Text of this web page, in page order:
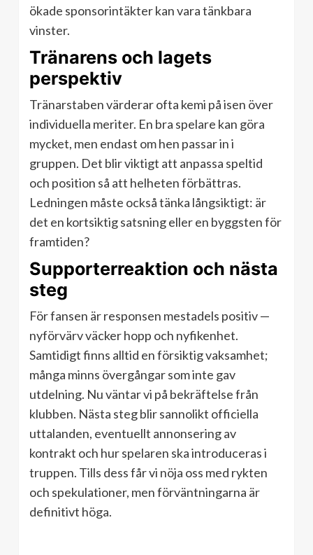
ökade sponsorintäkter kan vara tänkbara
vinster.
Tränarens och lagets
perspektiv
Tränarstaben värderar ofta kemi på isen över
individuella meriter. En bra spelare kan göra
mycket, men endast om hen passar in i
gruppen. Det blir viktigt att anpassa speltid
och position så att helheten förbättras.
Ledningen måste också tänka långsiktigt: är
det en kortsiktig satsning eller en byggsten för
framtiden?
Supporterreaktion och nästa
steg
För fansen är responsen mestadels positiv —
nyförvärv väcker hopp och nyfikenhet.
Samtidigt finns alltid en försiktig vaksamhet;
många minns övergångar som inte gav
utdelning. Nu väntar vi på bekräftelse från
klubben. Nästa steg blir sannolikt officiella
uttalanden, eventuellt annonsering av
kontrakt och hur spelaren ska introduceras i
truppen. Tills dess får vi nöja oss med rykten
och spekulationer, men förväntningarna är
definitivt höga.